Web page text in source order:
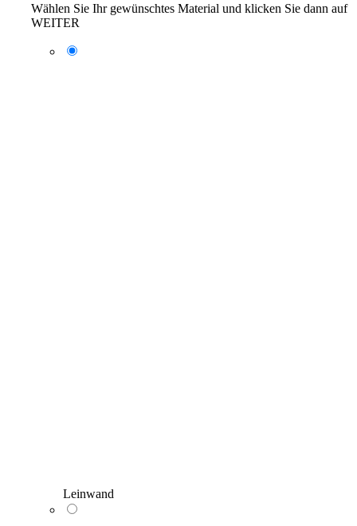
Wählen Sie Ihr gewünschtes Material und klicken Sie dann auf
WEITER
Leinwand